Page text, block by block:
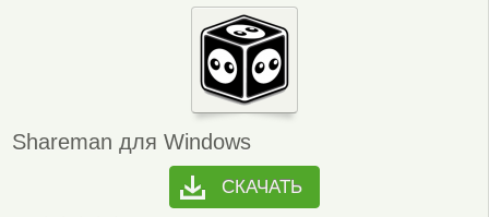
Shareman для Windows
СКАЧАТЬ